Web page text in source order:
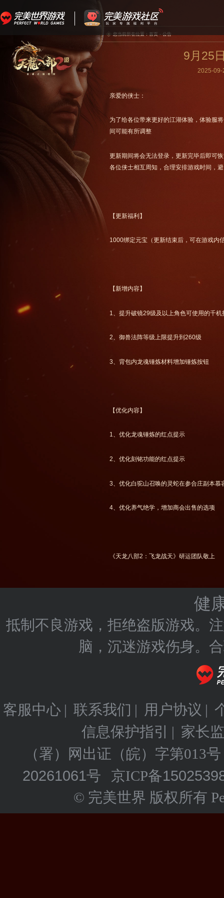
您当前所在位置：首页 -公告
9月25
2025-09-
亲爱的侠士：
为了给各位带来更好的江湖体验，体验服
间可能有所调整
更新期间将会无法登录，更新完毕后即可
各位侠士相互周知，合理安排游戏时间，
【更新福利】
1000绑定元宝（更新结束后，可在游戏内
【新增内容】
1、提升破镜29级及以上角色可使用的千机
2、御兽法阵等级上限提升到260级
3、背包内龙魂锤炼材料增加锤炼按钮
【优化内容】
1、优化龙魂锤炼的红点提示
2、优化刻铭功能的红点提示
3、优化白驼山召唤的灵蛇在参合庄副本
4、优化养气绝学，增加商会出售的选项
《天龙八部2：飞龙战天》研运团队敬上
健
抵制不良游戏，拒绝盗版游戏。
脑，沉迷游戏伤身。
客服中心 | 联系我们 | 用户协议 |
信息保护指引
| 家长
（署）网出证（皖）字第013号
20261061号 京ICP备
© 完美世界 版权所有